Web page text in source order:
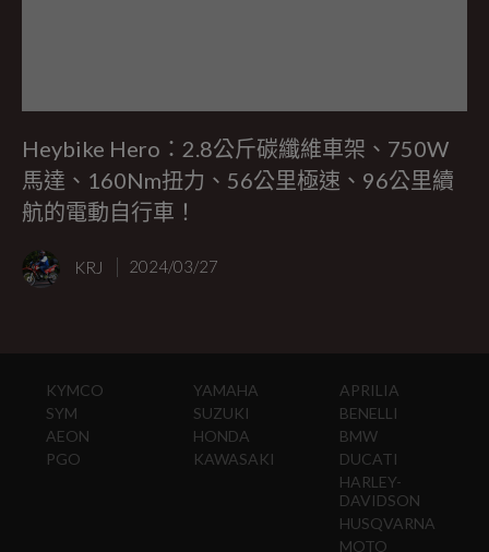
Heybike Hero：2.8公斤碳纖維車架、750W
馬達、160Nm扭力、56公里極速、96公里續
航的電動自行車！
KRJ 2024/03/27
KYMCO
SYM
AEON
PGO
YAMAHA
SUZUKI
HONDA
KAWASAKI
APRILIA
BENELLI
BMW
DUCATI
HARLEY-
DAVIDSON
HUSQVARNA
MOTO